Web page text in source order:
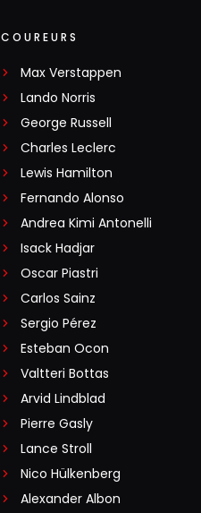
COUREURS
Max Verstappen
Lando Norris
George Russell
Charles Leclerc
Lewis Hamilton
Fernando Alonso
Andrea Kimi Antonelli
Isack Hadjar
Oscar Piastri
Carlos Sainz
Sergio Pérez
Esteban Ocon
Valtteri Bottas
Arvid Lindblad
Pierre Gasly
Lance Stroll
Nico Hülkenberg
Alexander Albon